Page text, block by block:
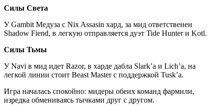
Силы Света
У Gambit Медуза с Nix Assasin хард, за мид ответственен
Shadow Fiend, в легкую отправляется дуэт Tide Hunter и Kotl.
Силы Тьмы
У Navi в мид идет Razor, в харде дабла Slark’a и Lich’a, на
легкой линии стоит Beast Master с поддержкой Tusk’a.
Игра началась спокойно: мидеры обеих команд фармили,
изредка обмениваясь тычками друг с другом.